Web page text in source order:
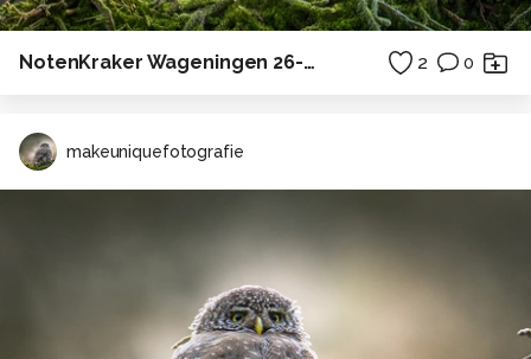
NotenKraker Wageningen 26-11-2018 2 0
makeuniquefotografie